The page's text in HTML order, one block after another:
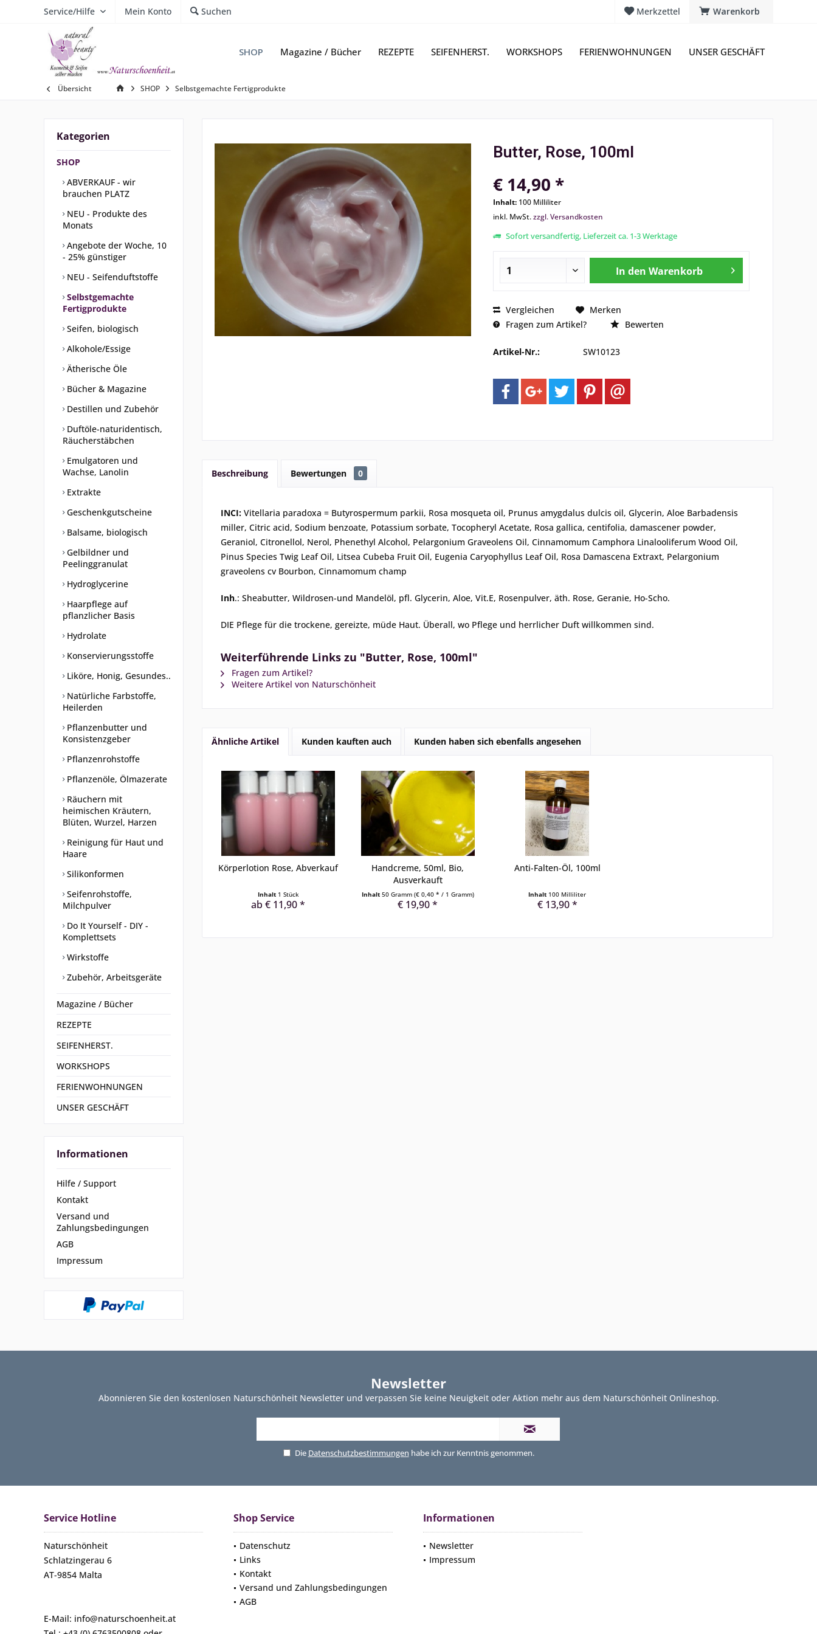
Warenkorb
Merkzettel
Service/Hilfe Mein Konto Suchen
SHOP Magazine / Bücher REZEPTE SEIFENHERST. WORKSHOPS FERIENWOHNUNGEN UNSER GESCHÄFT
Übersicht SHOP Selbstgemachte Fertigprodukte
Kategorien
SHOP
ABVERKAUF - wir
brauchen PLATZ
NEU - Produkte des
Monats
Angebote der Woche, 10
- 25% günstiger
NEU - Seifenduftstoffe
Selbstgemachte
Fertigprodukte
Seifen, biologisch
Alkohole/Essige
Ätherische Öle
Bücher & Magazine
Destillen und Zubehör
Duftöle-naturidentisch,
Räucherstäbchen
Emulgatoren und
Wachse, Lanolin
Extrakte
Geschenkgutscheine
Balsame, biologisch
Gelbildner und
Peelinggranulat
Hydroglycerine
Haarpflege auf
pflanzlicher Basis
Hydrolate
Konservierungsstoffe
Liköre, Honig, Gesundes..
Natürliche Farbstoffe,
Heilerden
Pflanzenbutter und
Konsistenzgeber
Pflanzenrohstoffe
Pflanzenöle, Ölmazerate
Räuchern mit
heimischen Kräutern,
Blüten, Wurzel, Harzen
Reinigung für Haut und
Haare
Silikonformen
Seifenrohstoffe,
Milchpulver
Do It Yourself - DIY -
Komplettsets
Wirkstoffe
Zubehör, Arbeitsgeräte
Magazine / Bücher
REZEPTE
SEIFENHERST.
WORKSHOPS
FERIENWOHNUNGEN
UNSER GESCHÄFT
Informationen
Hilfe / Support
Kontakt
Versand und
Zahlungsbedingungen
AGB
Impressum
Butter, Rose, 100ml
€ 14,90 *
Inhalt: 100 Milliliter
inkl. MwSt.zzgl. Versandkosten
Sofort versandfertig, Lieferzeit ca. 1-3 Werktage
In den Warenkorb
Vergleichen
Merken
Fragen zum Artikel?
Bewerten
Artikel-Nr.: SW10123
Beschreibung Bewertungen 0
INCI: Vitellaria paradoxa = Butyrospermum parkii, Rosa mosqueta oil, Prunus amygdalus dulcis oil, Glycerin, Aloe Barbadensis
miller, Citric acid, Sodium benzoate, Potassium sorbate, Tocopheryl Acetate, Rosa gallica, centifolia, damascener powder,
Geraniol, Citronellol, Nerol, Phenethyl Alcohol, Pelargonium Graveolens Oil, Cinnamomum Camphora Linalooliferum Wood Oil,
Pinus Species Twig Leaf Oil, Litsea Cubeba Fruit Oil, Eugenia Caryophyllus Leaf Oil, Rosa Damascena Extraxt, Pelargonium
graveolens cv Bourbon, Cinnamomum champ
Inh.: Sheabutter, Wildrosen-und Mandelöl, pfl. Glycerin, Aloe, Vit.E, Rosenpulver, äth. Rose, Geranie, Ho-Scho.
DIE Pflege für die trockene, gereizte, müde Haut. Überall, wo Pflege und herrlicher Duft willkommen sind.
Weiterführende Links zu "Butter, Rose, 100ml"
Fragen zum Artikel?
Weitere Artikel von Naturschönheit
Ähnliche Artikel Kunden kauften auch Kunden haben sich ebenfalls angesehen
Körperlotion Rose, Abverkauf
Inhalt 1 Stück
ab € 11,90 *
Handcreme, 50ml, Bio,
Ausverkauft
Inhalt 50 Gramm (€ 0,40 * / 1 Gramm)
€ 19,90 *
Anti-Falten-Öl, 100ml
Inhalt 100 Milliliter
€ 13,90 *
Newsletter
Abonnieren Sie den kostenlosen Naturschönheit Newsletter und verpassen Sie keine Neuigkeit oder Aktion mehr aus dem Naturschönheit Onlineshop.
Die Datenschutzbestimmungen habe ich zur Kenntnis genommen.
Service Hotline
Naturschönheit
Schlatzingerau 6
AT-9854 Malta
E-Mail: info@naturschoenheit.at
Shop Service
Datenschutz
Links
Kontakt
Versand und Zahlungsbedingungen
AGB
Informationen
Newsletter
Impressum